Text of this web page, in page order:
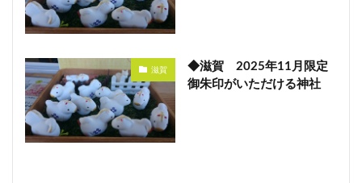
滋賀
◆滋賀 2025年11月限定
御朱印がいただける神社